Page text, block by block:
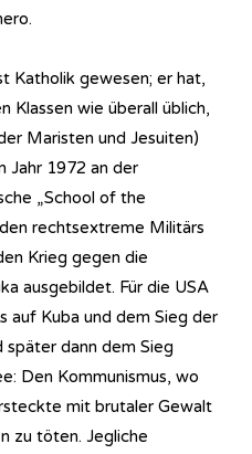
Katholik gewesen; er hat,
Klassen wie überall üblich,
Maristen und Jesuiten)
Jahr 1972 an der
„School of the
rechtsextreme Militärs
Krieg gegen die
ausgebildet. Für die USA
auf Kuba und dem Sieg der
später dann dem Sieg
Den Kommunismus, wo
mit brutaler Gewalt
zu töten. Jegliche